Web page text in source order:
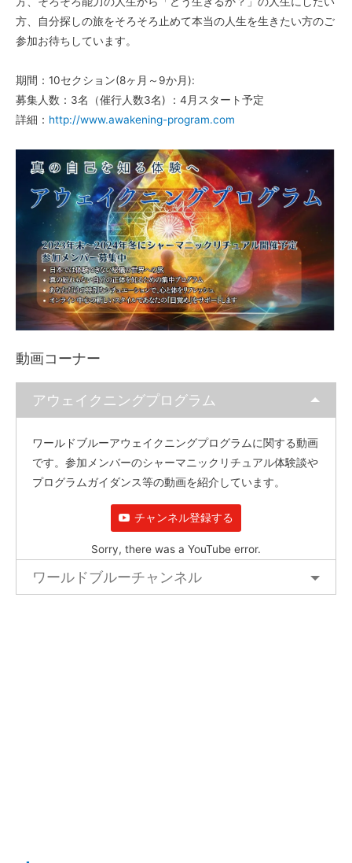
方、自分探しの旅をそろそろ止めて本当の人生を生きたい方のご
参加お待ちしています。
期間：10セクション(8ヶ月～9か月):
募集人数：3名（催行人数3名) ：4月スタート予定
詳細： http://www.awakening-program.com
動画コーナー
アウェイクニングプログラム
ワールドブルーアウェイクニングプログラムに関する動画
です。参加メンバーのシャーマニックリチュアル体験談や
プログラムガイダンス等の動画を紹介しています。
チャンネル登録する
Sorry, there was a YouTube error.
ワールドブルーチャンネル